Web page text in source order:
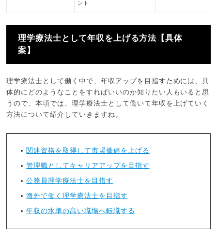
ント
理学療法士として年収を上げる方法【具体
案】
理学療法士として働く中で、年収アップを目指すためには、具
体的にどのようなことをすればいいのか知りたい人もいると思
うので、本項では、理学療法士として働いて年収を上げていく
方法について紹介していきますね。
関連資格を取得して市場価値を上げる
管理職としてキャリアアップを目指す
公務員理学療法士を目指す
海外で働く理学療法士を目指す
年収の水準の高い職場へ転職する